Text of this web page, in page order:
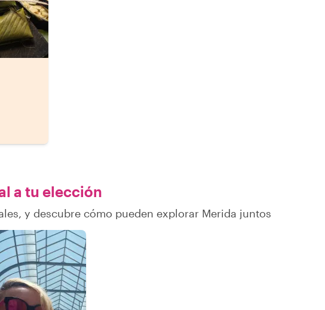
a tu elección
y descubre cómo pueden explorar Merida juntos